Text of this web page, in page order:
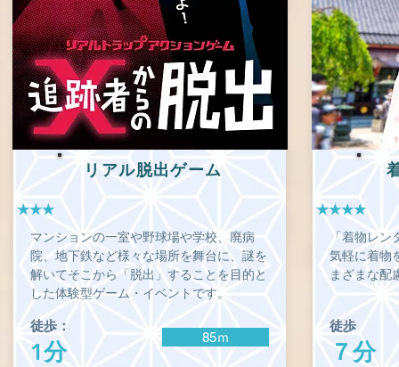
リアル脱出ゲーム
★★★
マンションの一室や野球場や学校、廃病
院、地下鉄など様々な場所を舞台に、謎を
解いてそこから「脱出」することを目的と
した体験型ゲーム・イベントです。
徒歩：
1分
85ｍ
★★★★
「着物レ
気軽に着物
まざまな配
徒歩
７分